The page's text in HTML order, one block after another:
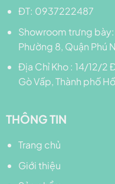
-ĐT/
ĐT: 0937222487
Showroom trưng bày:
Phường 8, Quận Phú
Địa Chỉ Kho : 14/12/2
Gò Vấp, Thành phố
THÔNG TIN
Trang chủ
Giới thiệu